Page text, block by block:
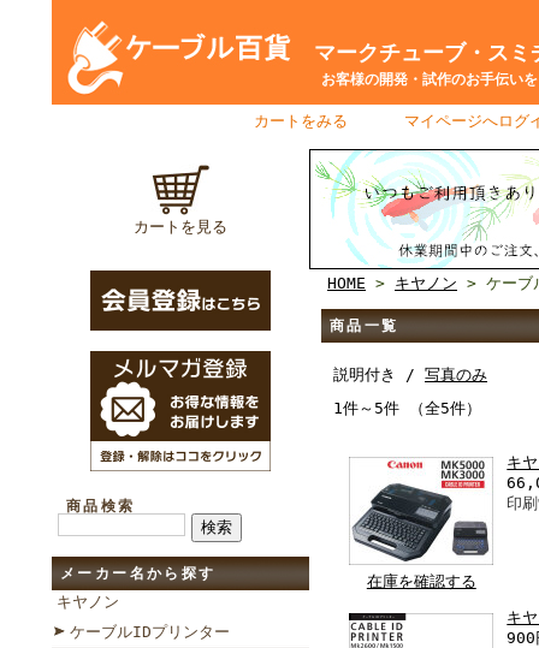
マークチューブ・スミ
お客様の開発・試作のお手伝いを
カートをみる マイページへログ
カートを見る
商品検索
メーカー名から探す
キヤノン
ケーブルIDプリンター
HOME > キヤノン > ケーブ
商品一覧
説明付き / 写真のみ
1件～5件 （全5件）
在庫を確認する
キ
印
キ
900